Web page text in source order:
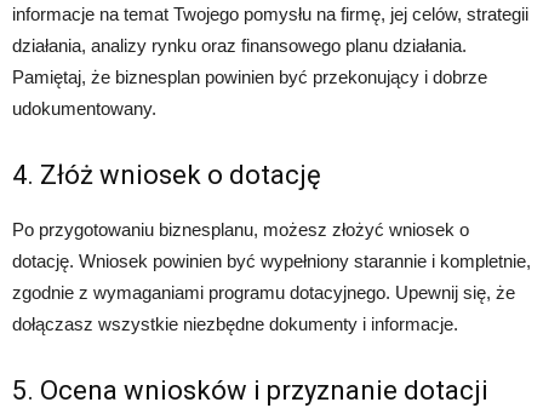
informacje na temat Twojego pomysłu na firmę, jej celów, strategii
działania, analizy rynku oraz finansowego planu działania.
Pamiętaj, że biznesplan powinien być przekonujący i dobrze
udokumentowany.
4. Złóż wniosek o dotację
Po przygotowaniu biznesplanu, możesz złożyć wniosek o
dotację. Wniosek powinien być wypełniony starannie i kompletnie,
zgodnie z wymaganiami programu dotacyjnego. Upewnij się, że
dołączasz wszystkie niezbędne dokumenty i informacje.
5. Ocena wniosków i przyznanie dotacji